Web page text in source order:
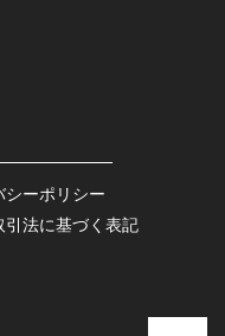
シーポリシー
引法に基づく表記